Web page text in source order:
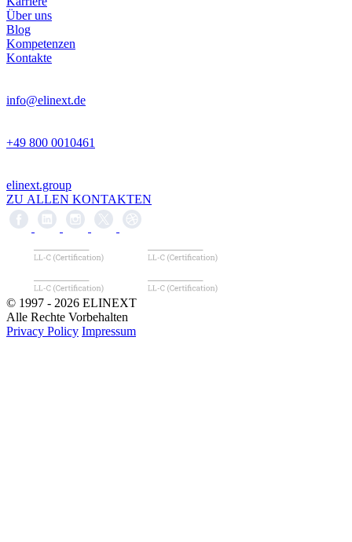
Über uns
Blog
Kompetenzen
Kontakte
info@elinext.de
+49 800 0010461
elinext.group
ZU ALLEN KONTAKTEN
© 1997 - 2026 ELINEXT
Alle Rechte Vorbehalten
Privacy Policy Impressum